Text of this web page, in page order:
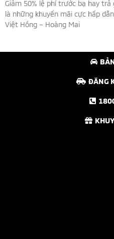
Giảm 50% lệ phí trước bạ hay
là những khuyến mãi cực hấp
Việt Hồng – Hoàng Mai
ĐĂNG